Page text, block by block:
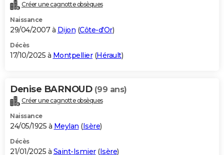
Destinations
City break
Voyage nature
Voyage de noces
Forum
Climat
+PHOTO
GUIDES D'ACHAT
BONS PLANS
Carte de Noël
Carte Bonne année
Carte Saint-Valentin
Carte Pâques
Carte d'anniversaire
DICTIONNAIRE
Dictionnaire
Biographies
Citations
Expressions
Proverbes
PROGRAMME TV
S'inscrire
Se connecter
Lycées
Collèges
Primaires
Universités
Entreprises
Service militaire
Avis de recherche
Créer une cagnotte obsèques
Naissance
29/04/2007 à Dijon (Côte-d'Or)
Décès
17/10/2025 à Montpellier(Hérault)
Denise BARNOUD (99 ans)
Créer une cagnotte obsèques
Naissance
24/05/1925 à Meylan (Isère)
Décès
21/01/2025 à Saint-Ismier(Isère)